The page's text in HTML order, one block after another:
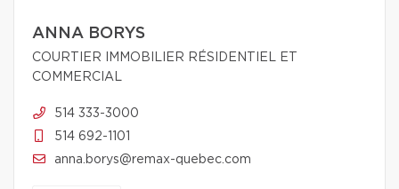
ANNA BORYS
COURTIER IMMOBILIER RÉSIDENTIEL ET
COMMERCIAL
514 333-3000
514 692-1101
anna.borys@remax-quebec.com